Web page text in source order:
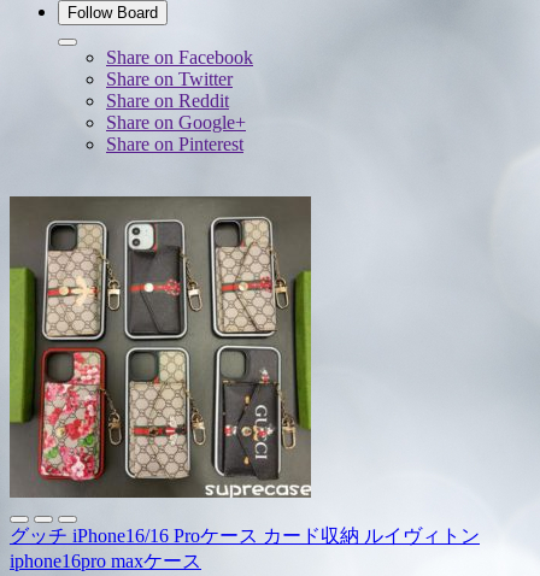
Follow Board
Share on Facebook
Share on Twitter
Share on Reddit
Share on Google+
Share on Pinterest
グッチ iPhone16/16 Proケース カード収納 ルイヴィトン
iphone16pro maxケース